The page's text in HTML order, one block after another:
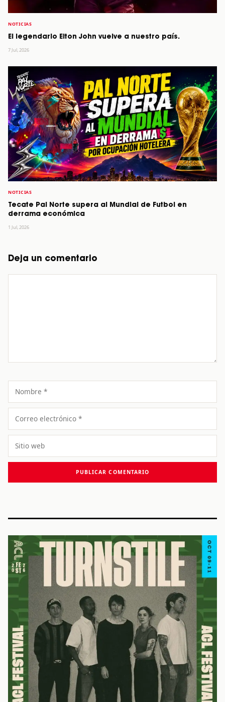
NOTICIAS
El legendario Elton John vuelve a nuestro país.
7 Jul, 2026
NOTICIAS
Tecate Pal Norte supera al Mundial de Futbol en
derrama económica
1 Jul, 2026
Deja un comentario
Comentario
Nombre
Correo
electrónico
Sitio
web